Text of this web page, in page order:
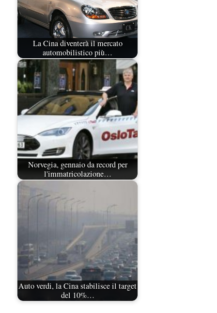
La Cina diventerà il mercato
automobilistico più…
Norvegia, gennaio da record per
l'immatricolazione…
Auto verdi, la Cina stabilisce il target
del 10%…